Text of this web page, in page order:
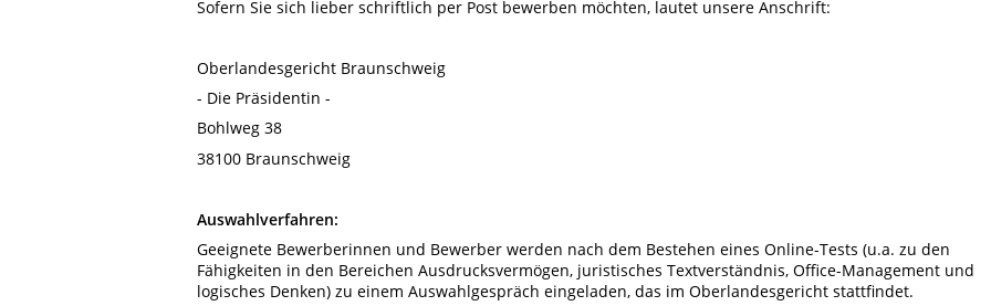
Sofern Sie sich lieber schriftlich per Post bewerben möchten, lautet unsere Anschrift:
Oberlandesgericht Braunschweig
- Die Präsidentin -
Bohlweg 38
38100 Braunschweig
Auswahlverfahren:
Geeignete Bewerberinnen und Bewerber werden nach dem Bestehen eines Online-Tests (u.a. zu den
Fähigkeiten in den Bereichen Ausdrucksvermögen, juristisches Textverständnis, Office-Management und
logisches Denken) zu einem Auswahlgespräch eingeladen, das im Oberlandesgericht stattfindet.